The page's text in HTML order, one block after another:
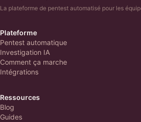
La plateforme de pentest automatisé pour les
Plateforme
Pentest automatique
Investigation IA
Comment ça marche
Intégrations
Ressources
Blog
Guides